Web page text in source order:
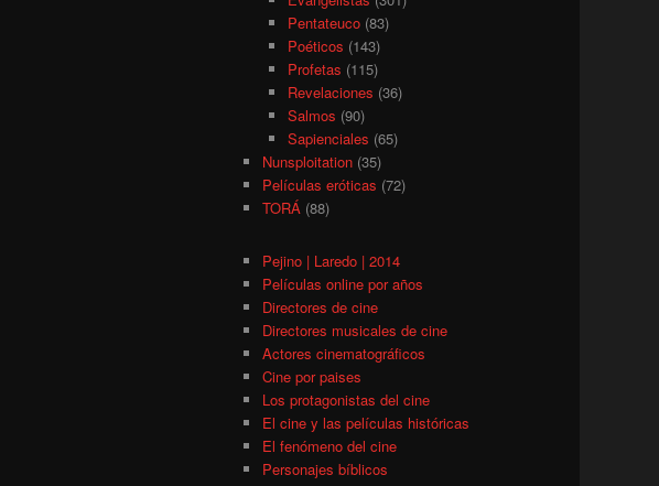
Pentateuco(83)
Poéticos (143)
Profetas (115)
Revelaciones (36)
Salmos (90)
Sapienciales (65)
Nunsploitation (35)
Películas eróticas (72)
TORÁ (88)
Pejino | Laredo | 2014
Películas online por años
Directores de cine
Directores musicales de cine
Actores cinematográficos
Cine por paises
Los protagonistas del cine
El cine y las películas históricas
El fenómeno del cine
Personajes bíblicos